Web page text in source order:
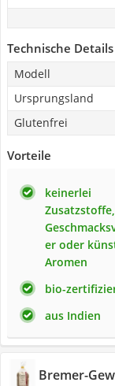
Technische Details
Modell
Ursprungsland
Glutenfrei
Vorteile
keinerlei
Zusatzstoffe,
er oder
Aromen
bio-
aus Indien
Bremer-